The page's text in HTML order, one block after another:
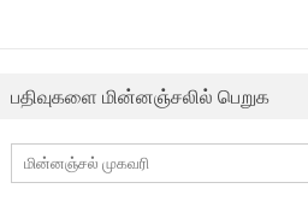
பதிவுகளை மின்னஞ்சலில் பெறுக
மின்னஞ்சல்
முகவரி